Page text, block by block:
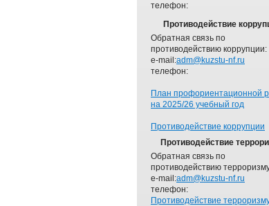
телефон:
Противодействие
Обратная связь по
противодействию коррупции:
e-mail:adm@kuzstu-nf.ru
телефон:
План профориентационной
на 2025/26 учебный год
Противодействие коррупции
Противодействие
Обратная связь по
противодействию
e-mail:adm@kuzstu-nf.ru
телефон:
Противодействие